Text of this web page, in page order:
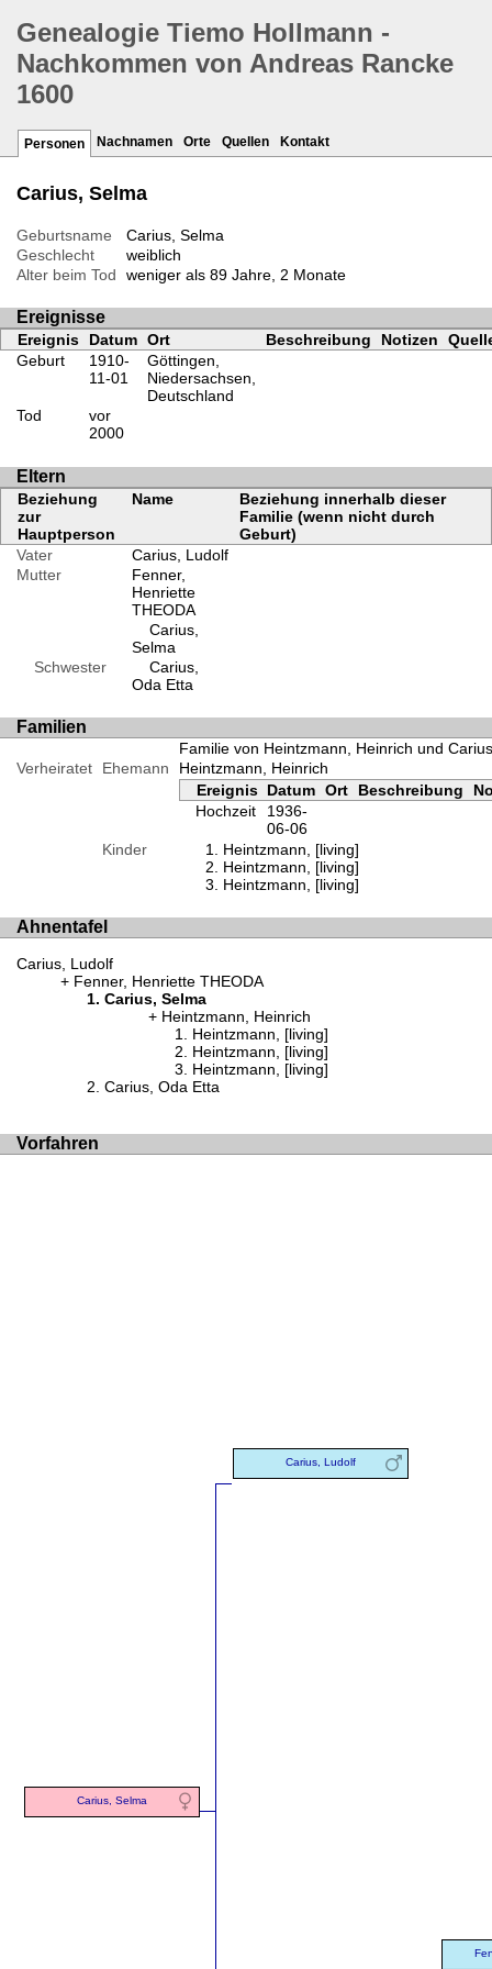
Genealogie Tiemo Hollmann -
Nachkommen von Andreas Rancke
1600
Personen Nachnamen Orte Quellen Kontakt
Carius, Selma
Geburtsname
Carius, Selma
Geschlecht
weiblich
Alter beim Tod
weniger als 89 Jahre, 2 Monate
Ereignisse
Ereignis Datum Ort Beschreibung Notizen
Geburt
1910-
11-01
Göttingen,
Niedersachsen,
Deutschland
Tod
vor
2000
Eltern
Beziehung
zur
Hauptperson
Name
Beziehung innerhalb dieser
Familie (wenn nicht durch
Geburt)
Vater
Carius, Ludolf
Mutter
Fenner,
Henriette
THEODA
Carius,
Selma
Schwester
Carius,
Oda Etta
Familien
Familie von Heintzmann, Heinrich und
Verheiratet
Ehemann
Heintzmann, Heinrich
Ereignis Datum Ort Beschreibung
Hochzeit
1936-
06-06
Kinder
Heintzmann, [living]
Heintzmann, [living]
Heintzmann, [living]
Ahnentafel
Carius, Ludolf
Fenner, Henriette THEODA
Carius, Selma
Heintzmann, Heinrich
Heintzmann, [living]
Heintzmann, [living]
Heintzmann, [living]
Carius, Oda Etta
Vorfahren
Carius, Selma
Carius, Ludolf